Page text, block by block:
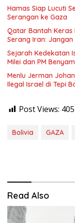
Hamas Siap Lucuti
Serangan ke Gaza
Qatar Bantah Keras
Serang Iran: Jangan
Sejarah Kedekatan
Milei dan PM
Menlu Jerman
Ilegal Israel di Tepi
Post Views: 405
Bolivia GAZA
Read Also